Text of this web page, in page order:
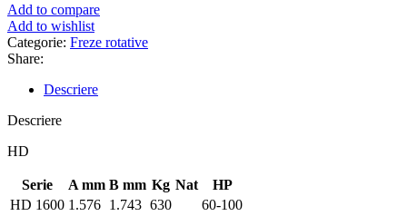
Add to compare
Add to wishlist
Categorie: Freze rotative
Share:
Descriere
Descriere
HD
Serie A mm B mm Kg Nat
HP
HD 1600 1.576 1.743 630
60-100